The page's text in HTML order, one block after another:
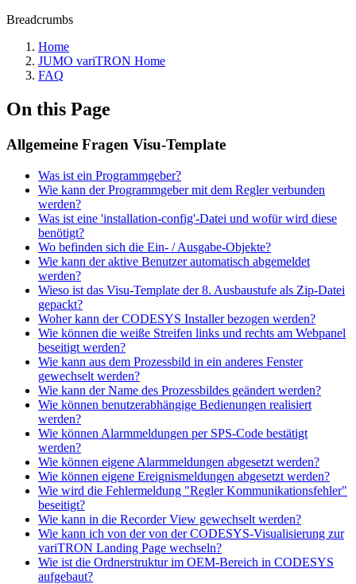
Breadcrumbs
Home
JUMO variTRON Home
FAQ
On this Page
Allgemeine Fragen Visu-Template
Was ist ein Programmgeber?
Wie kann der Programmgeber mit dem Regler verbunden
werden?
Was ist eine 'installation-config'-Datei und wofür wird diese
benötigt?
Wo befinden sich die Ein- / Ausgabe-Objekte?
Wie kann der aktive Benutzer automatisch abgemeldet
werden?
Wieso ist das Visu-Template der 8. Ausbaustufe als Zip-Datei
gepackt?
Woher kann der CODESYS Installer bezogen werden?
Wie können die weiße Streifen links und rechts am Webpanel
beseitigt werden?
Wie kann aus dem Prozessbild in ein anderes Fenster
gewechselt werden?
Wie kann der Name des Prozessbildes geändert werden?
Wie können benutzerabhängige Bedienungen realisiert
werden?
Wie können Alarmmeldungen per SPS-Code bestätigt
werden?
Wie können eigene Alarmmeldungen abgesetzt werden?
Wie können eigene Ereignismeldungen abgesetzt werden?
Wie wird die Fehlermeldung "Regler Kommunikationsfehler"
beseitigt?
Wie kann in die Recorder View gewechselt werden?
Wie kann ich von der von der CODESYS‑Visualisierung zur
variTRON Landing Page wechseln?
Wie ist die Ordnerstruktur im OEM-Bereich in CODESYS
aufgebaut?